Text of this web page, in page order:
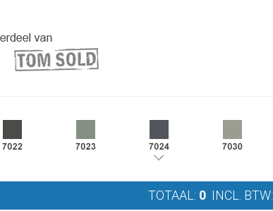
TOTAAL: 0 INCL. BTW: